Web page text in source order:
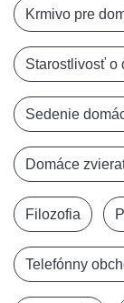
Krmivo pre
Starostlivosť o
Sedenie
Domáce
Filozofia
Telefónny